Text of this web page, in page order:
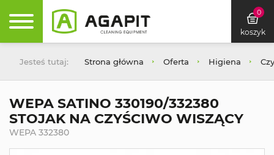
0
koszyk
Jesteś tutaj: Strona główna Oferta Higiena
WEPA SATINO 330190/332380
STOJAK NA CZYŚCIWO WISZĄCY
WEPA 332380